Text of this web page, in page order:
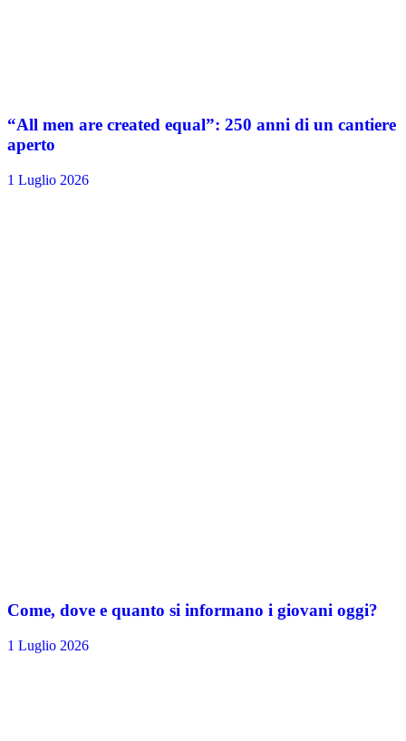
“All men are created equal”: 250 anni di un cantiere
aperto
1 Luglio 2026
Come, dove e quanto si informano i giovani oggi?
1 Luglio 2026